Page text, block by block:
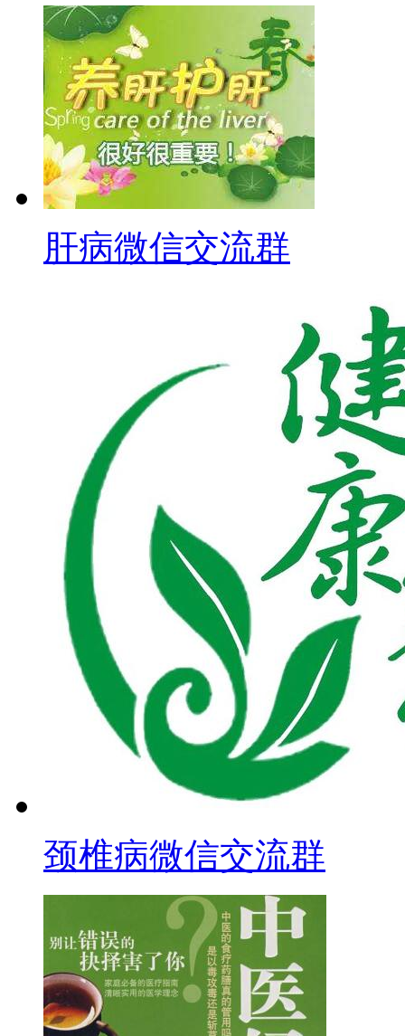
肝病微信交流群
颈椎病微信交流群